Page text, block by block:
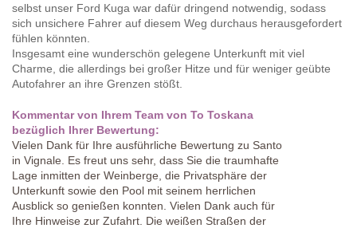
selbst unser Ford Kuga war dafür dringend notwendig, sodass
sich unsichere Fahrer auf diesem Weg durchaus herausgefordert
fühlen könnten.
Insgesamt eine wunderschön gelegene Unterkunft mit viel
Charme, die allerdings bei großer Hitze und für weniger geübte
Autofahrer an ihre Grenzen stößt.
Kommentar von Ihrem Team von To Toskana
bezüglich Ihrer Bewertung:
Vielen Dank für Ihre ausführliche Bewertung zu Santo
in Vignale. Es freut uns sehr, dass Sie die traumhafte
Lage inmitten der Weinberge, die Privatsphäre der
Unterkunft sowie den Pool mit seinem herrlichen
Ausblick so genießen konnten. Vielen Dank auch für
Ihre Hinweise zur Zufahrt. Die weißen Straßen der